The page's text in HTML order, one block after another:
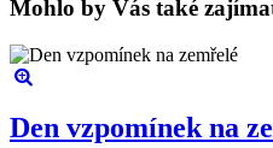
Mohlo by Vás také
Den vzpomínek na